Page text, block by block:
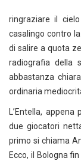
ringraziare il
casalingo contro
di salire a quota
radiografia della
abbastanza
ordinaria
L’Entella,
due giocatori
primo si chiama
Ecco, il Bologna